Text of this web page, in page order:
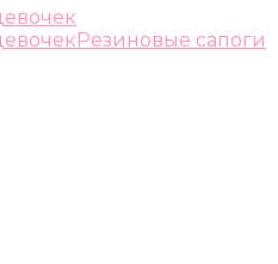
Резиновые сапоги